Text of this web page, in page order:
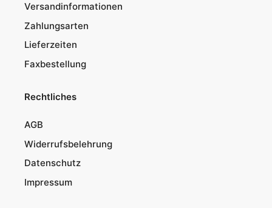
Versandinformationen
Zahlungsarten
Lieferzeiten
Faxbestellung
Rechtliches
AGB
Widerrufsbelehrung
Datenschutz
Impressum